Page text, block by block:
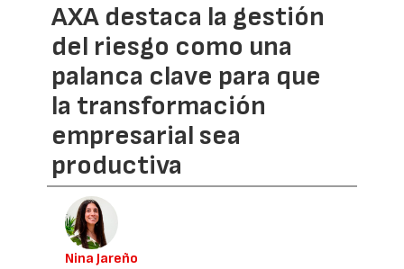
AXA destaca la gestión
del riesgo como una
palanca clave para que
la transformación
empresarial sea
productiva
Nina Jareño